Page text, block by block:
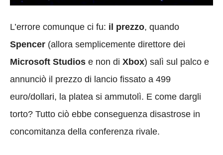
L’errore comunque ci fu: il prezzo, quando
Spencer (allora semplicemente direttore dei
Microsoft Studios e non di Xbox) salì sul palco e
annunciò il prezzo di lancio fissato a 499
euro/dollari, la platea si ammutolì. E come dargli
torto? Tutto ciò ebbe conseguenza disastrose in
concomitanza della conferenza rivale.